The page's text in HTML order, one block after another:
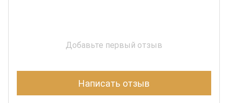
Добавьте первый отзыв
Написать отзыв